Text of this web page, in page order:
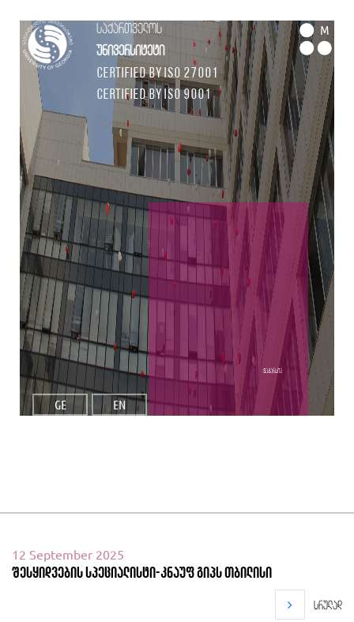
საქართველოს
უნივერსიტეტი
Certified by ISO 27001
Certified by ISO 9001
M
GE EN
ვაკანსია
12 September 2025
შესყიდვების სპეციალისტი-კნაუფ გიპს თბილისი
სრულად